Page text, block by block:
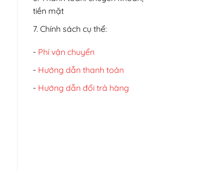
tiền mặt
7. Chính sách cụ thể:
- Phí vận chuyển
- Hướng dẫn thanh toán
- Hướng dẫn đổi trả hàng